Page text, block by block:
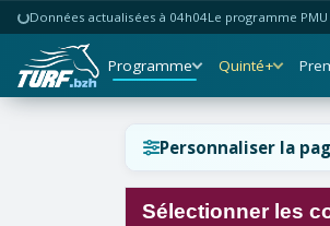
Données actualisées à 04h04Le programme
Programme Quinté+
Personnaliser la
Sélectionner les
Réinitialiser l'affichage